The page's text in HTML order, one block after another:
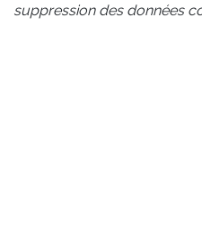
suppression des données